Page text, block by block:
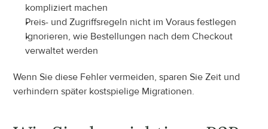
kompliziert machen
Preis- und Zugriffsregeln nicht im Voraus festlegen
Ignorieren, wie Bestellungen nach dem Checkout
verwaltet werden
Wenn Sie diese Fehler vermeiden, sparen Sie Zeit und
verhindern später kostspielige Migrationen.